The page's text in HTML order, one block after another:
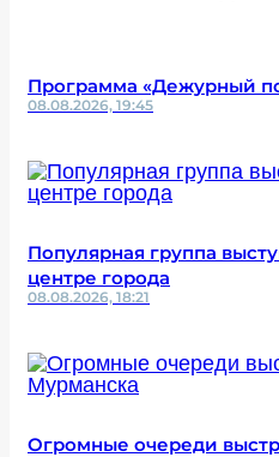
Программа «Дежурный
08.08.2026, 19:45
Популярная группа
центре города
08.08.2026, 18:21
Огромные очереди